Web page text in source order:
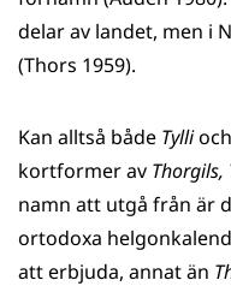
delar av landet, men i
(Thors 1959).
Kan alltså både Tylli
kortformer av Thorgils,
namn att utgå från är
ortodoxa
att erbjuda, annat än